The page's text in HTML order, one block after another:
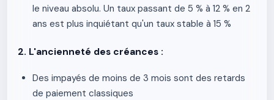
le niveau absolu. Un taux passant de 5 % à 12 % en 2
ans est plus inquiétant qu'un taux stable à 15 %
2. L'ancienneté des créances :
Des impayés de moins de 3 mois sont des retards
de paiement classiques